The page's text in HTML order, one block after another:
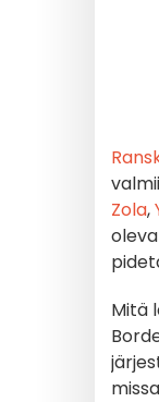
Zola,
Mitä